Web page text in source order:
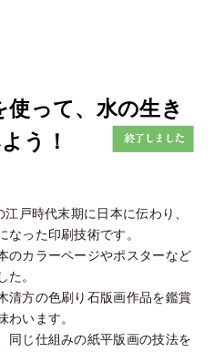
って、水の生き
う！
戸時代末期に日本に伝わり、
った印刷技術です。
のカラーページやポスターなど
た。
清方の色刷り石版画作品を鑑賞
わいます。
同じ仕組みの紙平版画の技法を